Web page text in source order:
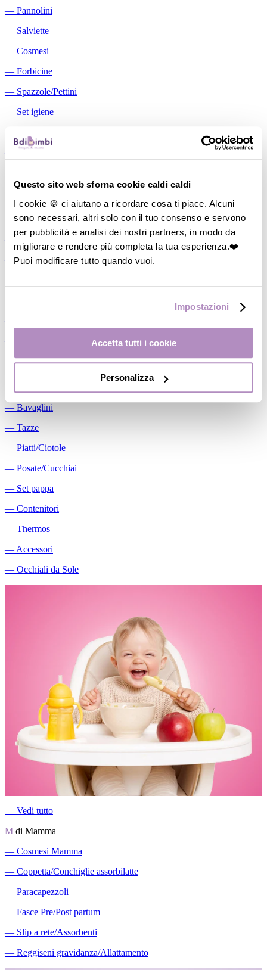
Questo sito web sforna cookie caldi caldi
I cookie 🍪 ci aiutano a ricordare cosa ti piace. Alcuni
sono necessari, altri solo con il tuo consenso e servono
per pubblicità e analisi dei nostri partners, in modo da
migliorare e rendere più completa la tua esperienza.❤️
Puoi modificare tutto quando vuoi.
Impostazioni
Accetta tutti i cookie
Personalizza
― Pannolini
― Salviette
― Cosmesi
― Forbicine
― Spazzole/Pettini
― Set igiene
Aspiratori nasali manuali
―
Cuscini allattamento
―Biberon
―
Tettarelle
―Succhietti
Conservalatte Materno
―Massaggiagengive
― Bavaglini
― Tazze
― Piatti/Ciotole
― Posate/Cucchiai
― Set pappa
― Contenitori
― Thermos
― Accessori
― Occhiali da Sole
― Vedi tutto
M di Mamma
― Cosmesi Mamma
― Coppetta/Conchiglie assorbilatte
― Paracapezzoli
― Fasce Pre/Post partum
― Slip a rete/Assorbenti
― Reggiseni gravidanza/Allattamento